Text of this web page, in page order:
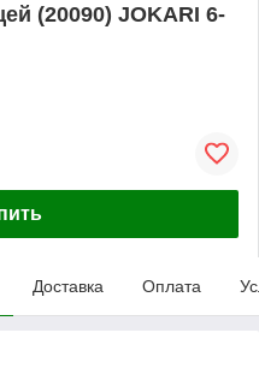
(20090) JOKARI 6-
Доставка Оплата